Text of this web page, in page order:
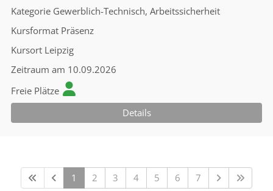
Kategorie Gewerblich-Technisch, Arbeitssicherheit
Kursformat Präsenz
Kursort Leipzig
Zeitraum am 10.09.2026
Freie Plätze
Details
1 2 3 4 5 6 7